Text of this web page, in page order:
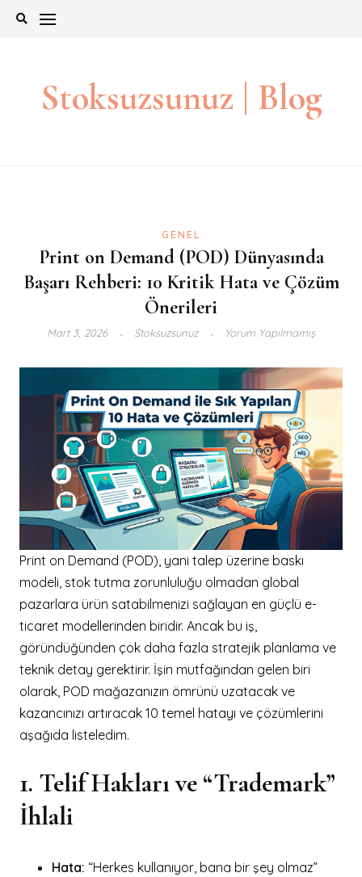
İçeriğe
Stoksuzsunuz | Blog
GENEL
Print on Demand (POD) Dünyasında
Başarı Rehberi: 10 Kritik Hata ve Çözüm
Önerileri
Mart 3, 2026 Stoksuzsunuz Yorum Yapılmamış
Print on Demand (POD), yani talep üzerine baskı
modeli, stok tutma zorunluluğu olmadan global
pazarlara ürün satabilmenizi sağlayan en güçlü e-
ticaret modellerinden biridir. Ancak bu iş,
göründüğünden çok daha fazla stratejik planlama ve
teknik detay gerektirir. İşin mutfağından gelen biri
olarak, POD mağazanızın ömrünü uzatacak ve
kazancınızı artıracak 10 temel hatayı ve çözümlerini
aşağıda listeledim.
1. Telif Hakları ve “Trademark”
İhlali
Hata: “Herkes kullanıyor, bana bir şey olmaz”